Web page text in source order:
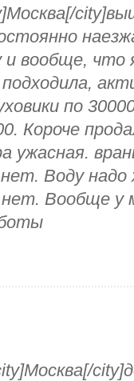
и вообще, что
по
Короче
ужасная.
Воду надо
нет. Вообще